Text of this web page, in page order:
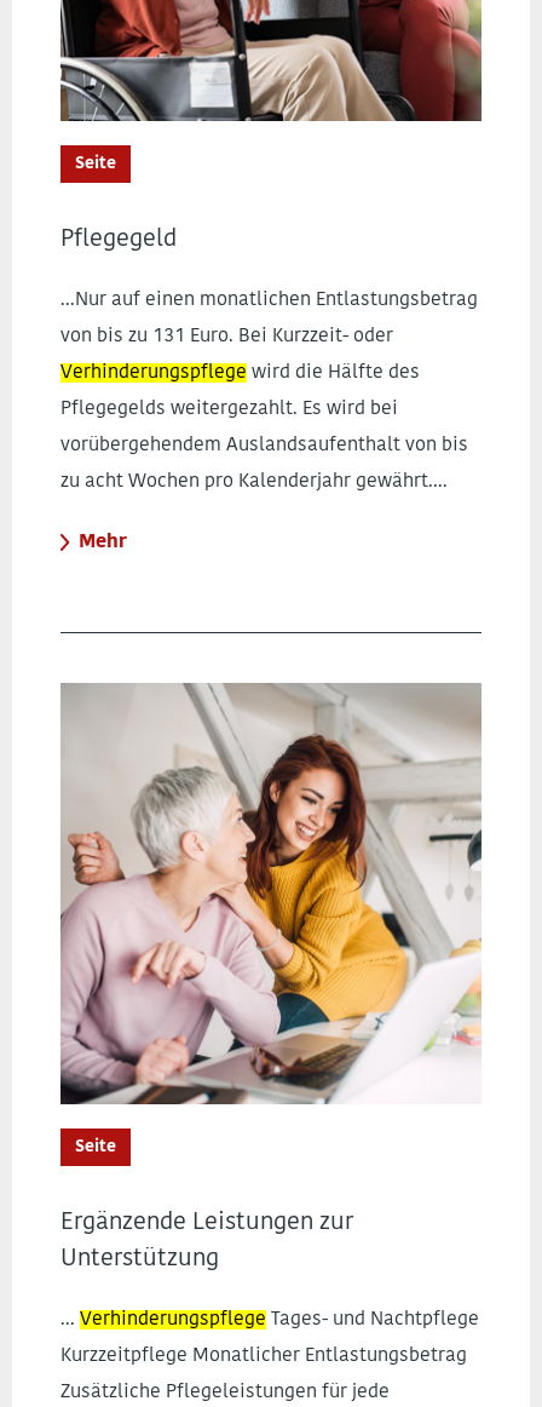
Seite
Pflegegeld
...Nur auf einen monatlichen Entlastungsbetrag
von bis zu 131 Euro. Bei Kurzzeit- oder
Verhinderungspflege wird die Hälfte des
Pflegegelds weitergezahlt. Es wird bei
vorübergehendem Auslandsaufenthalt von bis
zu acht Wochen pro Kalenderjahr gewährt....
Mehr
Seite
Ergänzende Leistungen zur
Unterstützung
... Verhinderungspflege Tages- und Nachtpflege
Kurzzeitpflege Monatlicher Entlastungsbetrag
Zusätzliche Pflegeleistungen für jede